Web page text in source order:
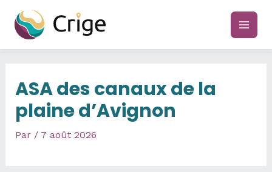
contenu
main
ASA des canaux de la
plaine d’Avignon
Par / 7 août 2026